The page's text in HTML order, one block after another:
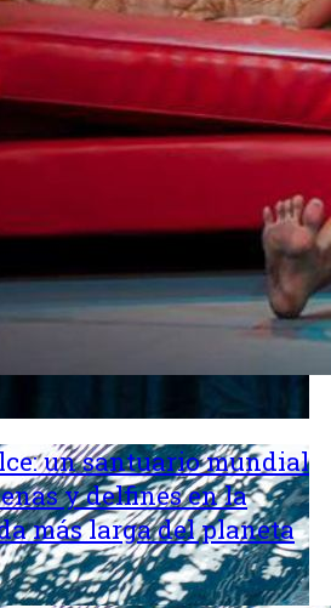
un santuario mundial
y delfines en la
más larga del planeta